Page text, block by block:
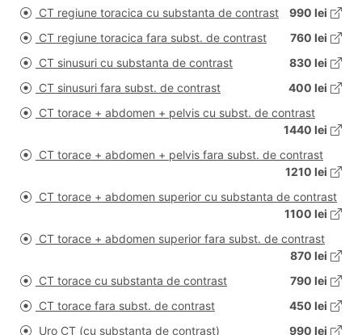
CT regiune toracica cu substanta de contrast
990 lei
CT regiune toracica fara subst. de contrast
760 lei
CT sinusuri cu substanta de contrast
830 lei
CT sinusuri fara subst. de contrast
400 lei
CT torace + abdomen + pelvis cu subst. de contrast
1440 lei
CT torace + abdomen + pelvis fara subst. de contrast
1210 lei
CT torace + abdomen superior cu substanta de contrast
1100 lei
CT torace + abdomen superior fara subst. de contrast
870 lei
CT torace cu substanta de contrast
790 lei
CT torace fara subst. de contrast
450 lei
Uro CT (cu substanta de contrast)
990 lei